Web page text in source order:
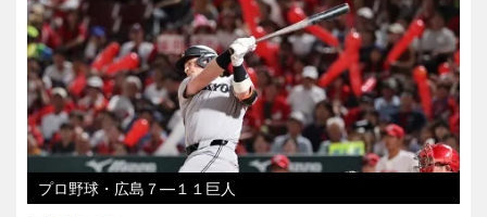
プロ野球・広島７―１１巨人